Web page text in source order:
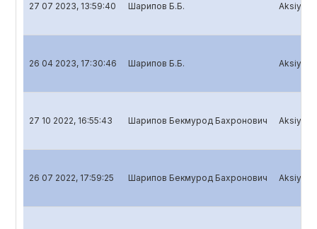
27 07 2023, 13:59:40 Шарипов Б.Б.
26 04 2023, 17:30:46 Шарипов Б.Б.
27 10 2022, 16:55:43 Шарипов Бекмурод Бахронович
26 07 2022, 17:59:25 Шарипов Бекмурод Бахронович